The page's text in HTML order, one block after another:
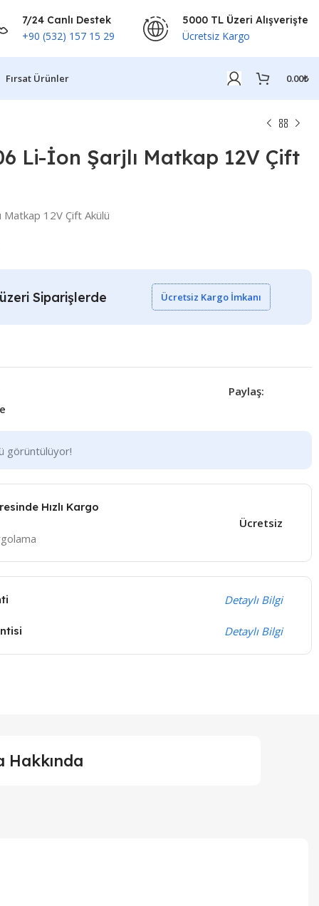
7/24 Canlı Destek
+90 (532) 157 15 29
5000 TL Üzeri Alışverişte
Ücretsiz Kargo
Fırsat Ürünler 0.00₺
Li-İon Şarjlı Matkap 12V Çift
12V Çift Akülü
Siparişlerde Ücretsiz Kargo İmkanı
Paylaş:
görüntülüyor!
Hızlı Kargo
Ücretsiz
Detaylı Bilgi
Detaylı Bilgi
Hakkında